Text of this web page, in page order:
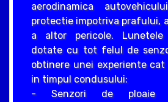
aerodinamica
protectie impotriva prafului,
a altor pericole.
dotate cu tot felul de
obtinere unei experiente
in timpul condusului:
- Senzori de ploaie